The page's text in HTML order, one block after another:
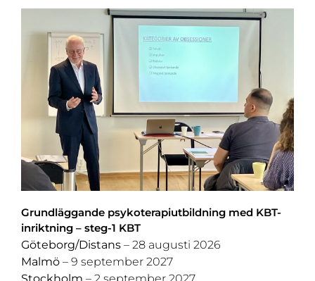
Grundläggande psykoterapiutbildning med KBT-
inriktning – steg-1 KBT
Göteborg/Distans– 28 augusti 2026
Malmö– 9 september 2027